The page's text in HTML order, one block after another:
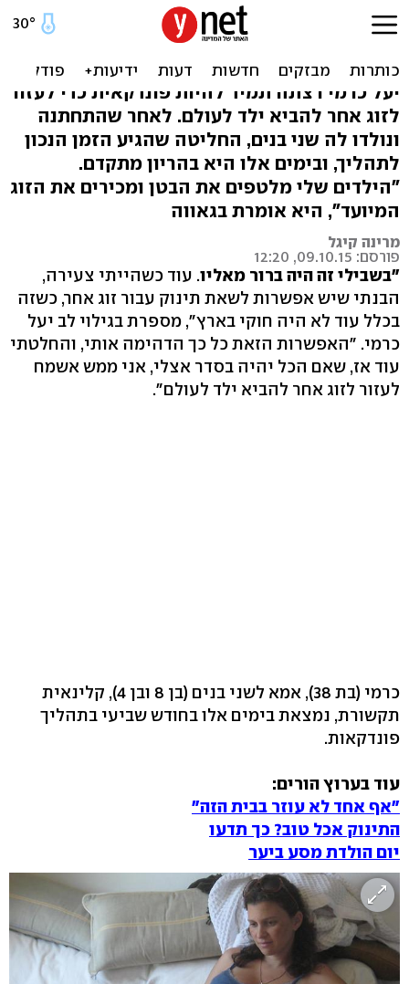
"הילדים שלי יודעים שהתינוק
בבטן שייך לאישה אחרת"
יעל כרמי רצתה תמיד להיות פונדקאית כדי לעזור
לזוג אחר להביא ילד לעולם. לאחר שהתחתנה
ונולדו לה שני בנים, החליטה שהגיע הזמן הנכון
לתהליך, ובימים אלו היא בהריון מתקדם.
"הילדים שלי מלטפים את הבטן ומכירים את הזוג
המיועד", היא אומרת בגאווה
מרינה קיגל
פורסם: 09.10.15, 12:20
"בשבילי זה היה ברור מאליו. עוד כשהייתי צעירה,
הבנתי שיש אפשרות לשאת תינוק עבור זוג אחר, כשזה
בכלל עוד לא היה חוקי בארץ", מספרת בגילוי לב יעל
כרמי. "האפשרות הזאת כל כך הדהימה אותי, והחלטתי
עוד אז, שאם הכל יהיה בסדר אצלי, אני ממש אשמח
לעזור לזוג אחר להביא ילד לעולם".
כרמי (בת 38), אמא לשני בנים (בן 8 ובן 4), קלינאית
תקשורת, נמצאת בימים אלו בחודש שביעי בתהליך
פונדקאות.
עוד בערוץ הורים:
"אף אחד לא עוזר בבית הזה"
התינוק אכל טוב? כך תדעו
יום הולדת מסע ביער